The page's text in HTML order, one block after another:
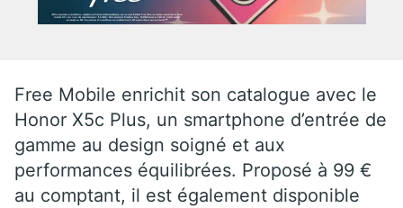
Free Mobile enrichit son catalogue avec le
Honor X5c Plus, un smartphone d’entrée de
gamme au design soigné et aux
performances équilibrées. Proposé à 99 €
au comptant, il est également disponible